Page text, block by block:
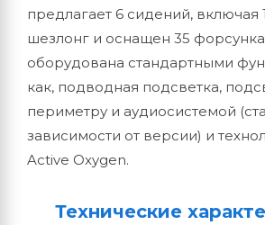
предлагает 6 сидений, включая
шезлонг и оснащен 35
оборудована стандартными
как, подводная подсветка,
периметру и аудиосистемой
зависимости от версии) и
Active Oxygen.
Технические